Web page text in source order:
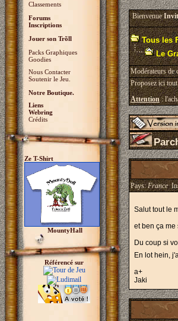
Classements
Forums
Inscriptions
Jouer son Trõll
Packs Graphiques
Goodies
Nous Contacter
Soutenir le Jeu.
Notre Boutique.
Liens
Webring
Crédits
Ze T-Shirt
MountyHall
Référencé sur
Bienvenue
Tous les
Le
Modérateurs de
Proposez ici
Attention:
Pays:France
Salut tout le
et ben ça me
Du coup si
En lot hein,
a+
Jaki